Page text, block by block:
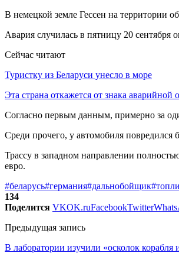
В немецкой земле Гессен на территории
Авария случилась в пятницу 20
Сейчас читают
Туристку из Беларуси унесло в море
Эта страна откажется от знака
Согласно первым данным, примерно за
Среди прочего, у автомобиля повредился
Трассу в западном направлении
евро.
#беларусь#германия#дальнобойщик
134
Поделится VKOK.ruFacebookTwitter
Предыдущая запись
В лаборатории изучили «осколок